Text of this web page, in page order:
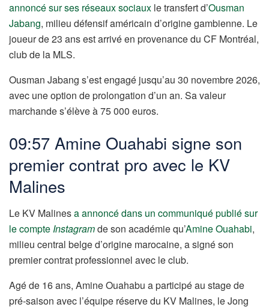
annoncé sur ses réseaux sociaux le transfert d’Ousman
Jabang, milieu défensif américain d’origine gambienne. Le
joueur de 23 ans est arrivé en provenance du CF Montréal,
club de la MLS.
Ousman Jabang s’est engagé jusqu’au 30 novembre 2026,
avec une option de prolongation d’un an. Sa valeur
marchande s’élève à 75 000 euros.
09:57 Amine Ouahabi signe son
premier contrat pro avec le KV
Malines
Le KV Malinesa annoncé dans un communiqué publié sur
le compteInstagramde son académie qu’Amine Ouahabi,
milieu central belge d’origine marocaine, a signé son
premier contrat professionnel avec le club.
Agé de 16 ans, Amine Ouahabu a participé au stage de
pré-saison avec l’équipe réserve du KV Malines, le Jong